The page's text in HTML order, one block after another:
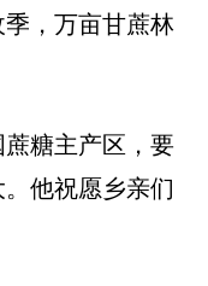
，万亩甘蔗林
糖主产区，要
他祝愿乡亲们